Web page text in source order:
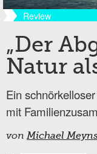
Review
„Der
Natur
Ein
mit
vonMichael